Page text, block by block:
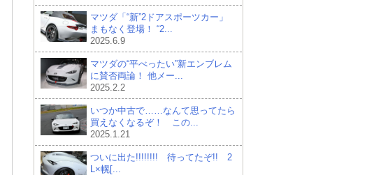
マツダ「“新”2ドアスポーツカー」
まもなく登場！ “2...
2025.6.9
マツダの“平べったい”新エンブレム
に賛否両論！ 他メー...
2025.2.2
いつか中古で……なんて思ってたら
買えなくなるぞ！ この...
2025.1.21
ついに出た!!!!!!!! 待ってたぞ!! 2
L×幌[...